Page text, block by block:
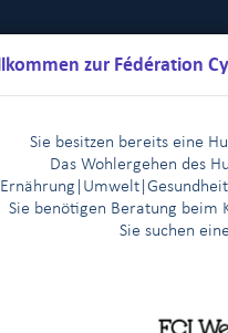
zur Fédération
Sie besitzen bereits eine
Das Wohlergehen des
Sie benötigen Beratung beim
Sie suchen